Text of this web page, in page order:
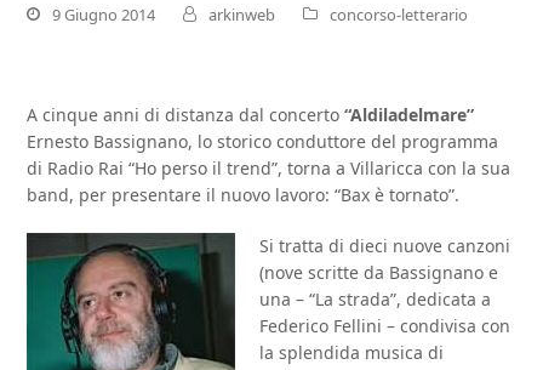
9 Giugno 2014 arkinweb concorso-letterario
A cinque anni di distanza dal concerto“Aldiladelmare”
Ernesto Bassignano, lo storico conduttore del programma
di Radio Rai “Ho perso il trend”, torna a Villaricca con la sua
band, per presentare il nuovo lavoro: “Bax è tornato”.
Sitratta di dieci nuove canzoni
(nove scritte da Bassignano e
una – “La strada”, dedicata a
Federico Fellini – condivisa con
la splendida musica di